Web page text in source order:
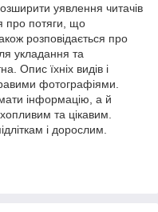
уявлення читачів
про потяги, що
розповідається про
укладання та
Опис їхніх видів і
фотографіями.
інформацію, а й
та цікавим.
і дорослим.